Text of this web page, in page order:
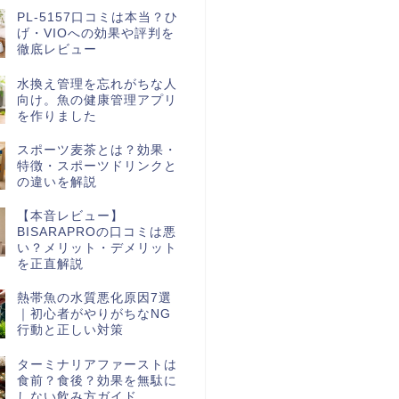
PL-5157口コミは本当？ひ
げ・VIOへの効果や評判を
徹底レビュー
水換え管理を忘れがちな人
向け。魚の健康管理アプリ
を作りました
スポーツ麦茶とは？効果・
特徴・スポーツドリンクと
の違いを解説
【本音レビュー】
BISARAPROの口コミは悪
い？メリット・デメリット
を正直解説
熱帯魚の水質悪化原因7選
｜初心者がやりがちなNG
行動と正しい対策
ターミナリアファーストは
食前？食後？効果を無駄に